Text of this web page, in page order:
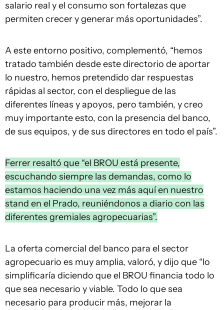
salario real y el consumo son fortalezas que
permiten crecer y generar más oportunidades”.
A este entorno positivo, complementó, “hemos
tratado también desde este directorio de aportar
lo nuestro, hemos pretendido dar respuestas
rápidas al sector, con el despliegue de las
diferentes líneas y apoyos, pero también, y creo
muy importante esto, con la presencia del banco,
de sus equipos, y de sus directores en todo el país”.
Ferrer resaltó que “el BROU está presente,
escuchando siempre las demandas, como lo
estamos haciendo una vez más aquí en nuestro
stand en el Prado, reuniéndonos a diario con las
diferentes gremiales agropecuarias”.
La oferta comercial del banco para el sector
agropecuario es muy amplia, valoró, y dijo que “lo
simplificaría diciendo que el BROU financia todo lo
que sea necesario y viable. Todo lo que sea
necesario para producir más, mejorar la